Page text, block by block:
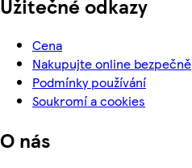
Užitečné odkazy
Cena
Nakupujte online bezpečně
Podmínky používání
Soukromí a cookies
O nás